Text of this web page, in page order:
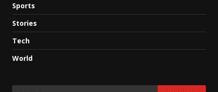
Sports
Stories
Tech
World